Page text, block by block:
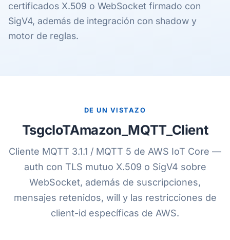
certificados X.509 o WebSocket firmado con
SigV4, además de integración con shadow y
motor de reglas.
DE UN VISTAZO
TsgcIoTAmazon_MQTT_Client
Cliente MQTT 3.1.1 / MQTT 5 de AWS IoT Core —
auth con TLS mutuo X.509 o SigV4 sobre
WebSocket, además de suscripciones,
mensajes retenidos, will y las restricciones de
client-id específicas de AWS.